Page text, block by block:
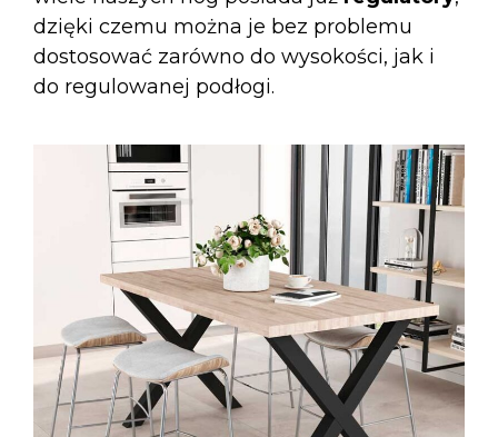
dzięki czemu można je bez problemu
dostosować zarówno do wysokości, jak i
do regulowanej podłogi.